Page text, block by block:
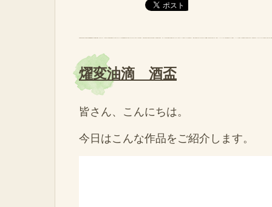
燿変油滴 酒盃
皆さん、こんにちは。
今日はこんな作品をご紹介します。